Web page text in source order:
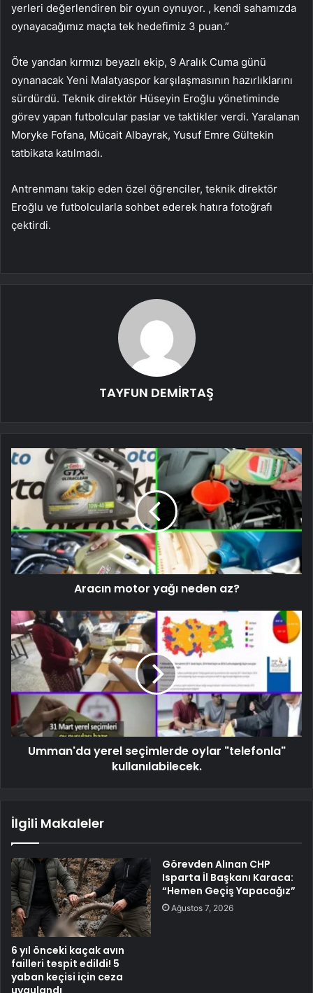
yerleri değerlendiren bir oyun oynuyor. , kendi sahamızda
oynayacağımız maçta tek hedefimiz 3 puan.”
Öte yandan kırmızı beyazlı ekip, 9 Aralık Cuma günü
oynanacak Yeni Malatyaspor karşılaşmasının hazırlıklarını
sürdürdü. Teknik direktör Hüseyin Eroğlu yönetiminde
görev yapan futbolcular paslar ve taktikler verdi. Yaralanan
Moryke ​​Fofana, Mücait Albayrak, Yusuf Emre Gültekin
tatbikata katılmadı.
Antrenmanı takip eden özel öğrenciler, teknik direktör
Eroğlu ve futbolcularla sohbet ederek hatıra fotoğrafı
çektirdi.
TAYFUN DEMİRTAŞ
Aracın motor yağı neden az?
Umman'da yerel seçimlerde oylar "telefonla"
kullanılabilecek.
İlgili Makaleler
6 yıl önceki kaçak avın
failleri tespit edildi! 5
yaban keçisi için ceza
uygulandı
Görevden Alınan CHP
Isparta İl Başkanı Karaca:
“Hemen Geçiş Yapacağız”
Ağustos 7, 2026